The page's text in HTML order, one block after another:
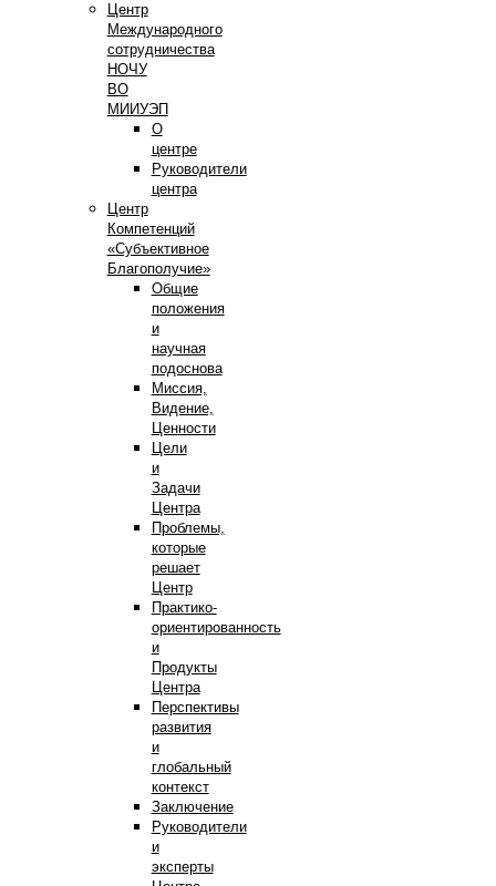
Центр
Международного
сотрудничества
НОЧУ
ВО
МИИУЭП
О
центре
Руководители
центра
Центр
Компетенций
«Субъективное
Благополучие»
Общие
положения
и
научная
подоснова
Миссия,
Видение,
Ценности
Цели
и
Задачи
Центра
Проблемы,
которые
решает
Центр
Практико-
ориентированность
и
Продукты
Центра
Перспективы
развития
и
глобальный
контекст
Заключение
Руководители
и
эксперты